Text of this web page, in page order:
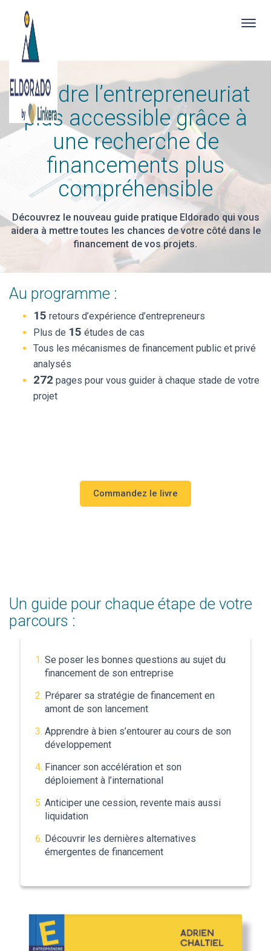
main
contentRendre l’entrepreneuriat
plus accessible grâce à
une recherche de
financements plus
compréhensible
Découvrez le nouveau guide pratique Eldorado qui vous
aidera à mettre toutes les chances de votre côté dans le
financement de vos projets.
Au programme :
15 retours d’expérience d’entrepreneurs
Plus de 15 études de cas
Tous les mécanismes de financement public et privé
analysés
272 pages pour vous guider à chaque stade de votre
projet
Commandez le livre
Un guide pour chaque étape de votre
parcours :
Se poser les bonnes questions au sujet du
financement de son entreprise
Préparer sa stratégie de financement en
amont de son lancement
Apprendre à bien s’entourer au cours de son
développement
Financer son accélération et son
déploiement à l’international
Anticiper une cession, revente mais aussi
liquidation
Découvrir les dernières alternatives
émergentes de financement